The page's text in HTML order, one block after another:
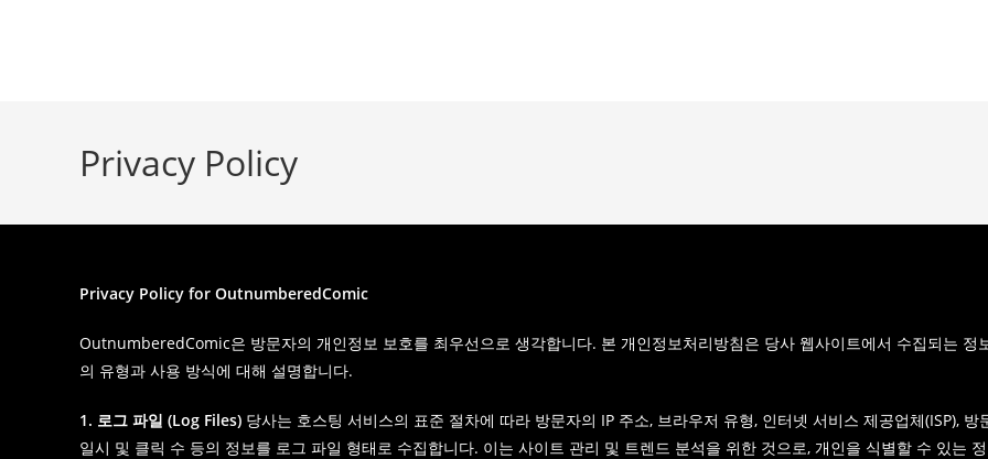
Privacy Policy
Privacy Policy for OutnumberedComic
OutnumberedComic은 방문자의 개인정보 보호를 최우선으로 생각합니다. 본 개인정보처리방침은 당사 웹사이트에서 수집되는 정
의 유형과 사용 방식에 대해 설명합니다.
1. 로그 파일 (Log Files) 당사는 호스팅 서비스의 표준 절차에 따라 방문자의 IP 주소, 브라우저 유형, 인터넷 서비스 제공업체(ISP), 방
일시 및 클릭 수 등의 정보를 로그 파일 형태로 수집합니다. 이는 사이트 관리 및 트렌드 분석을 위한 것으로, 개인을 식별할 수 있는 정